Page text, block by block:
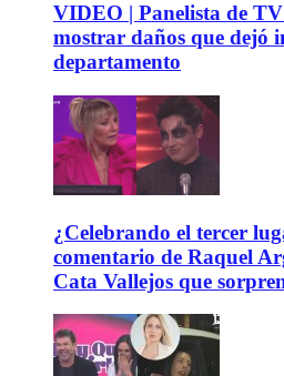
VIDEO | Panelista de
mostrar daños que dejó
departamento
¿Celebrando el tercer
comentario de Raquel
Cata Vallejos que